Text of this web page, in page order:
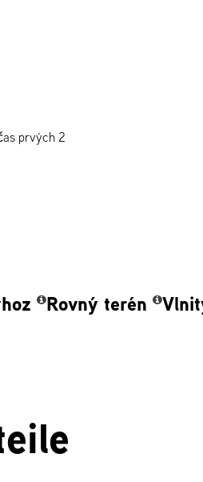
prvých 2
Rovný terén